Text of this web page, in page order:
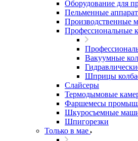
Оборудование для
Пельменные
Производственные
Профессиональные
Вакуумные
Шприцы
Слайсеры
Термодымовые
Фаршемесы
Шкуросъемные
Шпигорезки
Только в мае